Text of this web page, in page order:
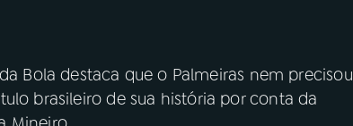
Bola destaca que o Palmeiras nem precisou
brasileiro de sua história por conta da